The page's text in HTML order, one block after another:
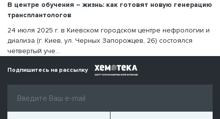
В центре обучения – жизнь: как готовят новую генерацию
трансплантологов
24 июля 2025 г. в Киевском городском центре нефрологии и
диализа (г. Киев, ул. Черных Запорожцев, 26) состоялся
четвертый уче...
Подпишитесь на рассылку